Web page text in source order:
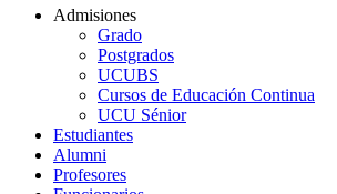
Admisiones
Grado
Postgrados
UCUBS
Cursos de Educación Continua
UCU Sénior
Estudiantes
Alumni
Profesores